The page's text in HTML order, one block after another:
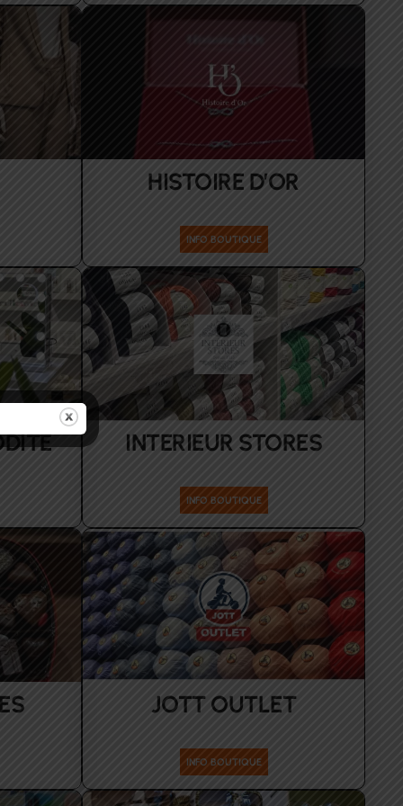
HISTOIRE D’OR
INFO BOUTIQUE
INTERIEUR STORES
INFO BOUTIQUE
JOTT OUTLET
INFO BOUTIQUE